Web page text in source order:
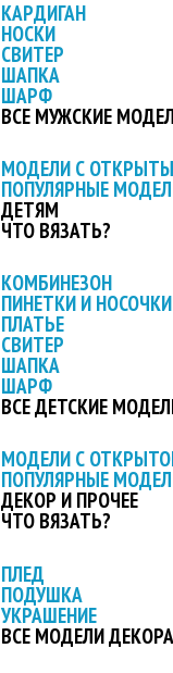
КАРДИГАН
НОСКИ
СВИТЕР
ШАПКА
ШАРФ
ВСЕ МУЖСКИЕ
МОДЕЛИ С
ПОПУЛЯРНЫЕ
ДЕТЯМ
ЧТО ВЯЗАТЬ?
КОМБИНЕЗОН
ПИНЕТКИ И НОСОЧКИ
ПЛАТЬЕ
СВИТЕР
ШАПКА
ШАРФ
ВСЕ ДЕТСКИЕ
МОДЕЛИ С
ПОПУЛЯРНЫЕ
ДЕКОР И ПРОЧЕЕ
ЧТО ВЯЗАТЬ?
ПЛЕД
ПОДУШКА
УКРАШЕНИЕ
ВСЕ МОДЕЛИ ДЕКОРА